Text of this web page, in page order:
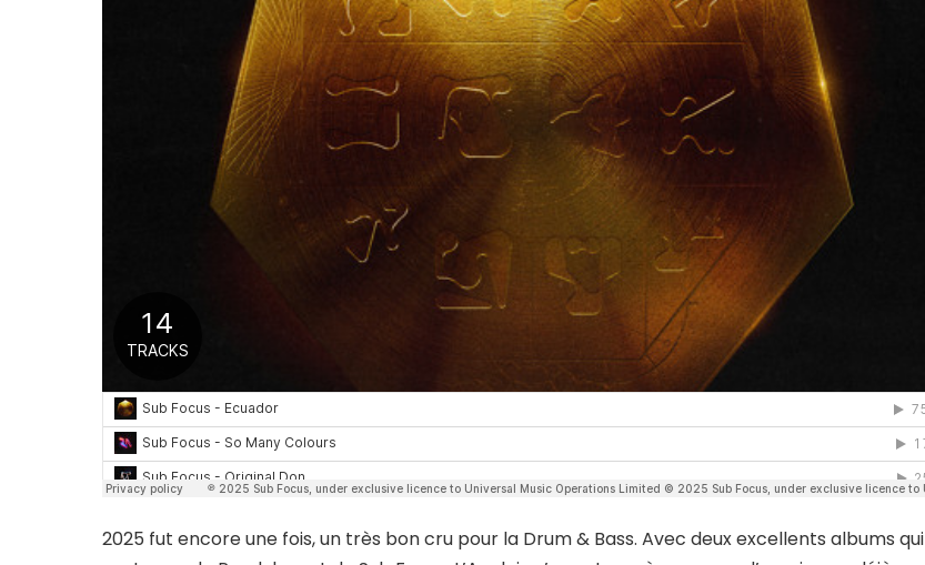
2025 fut encore une fois, un très bon cru pour la Drum & Bass. Avec deux excellents albums qui